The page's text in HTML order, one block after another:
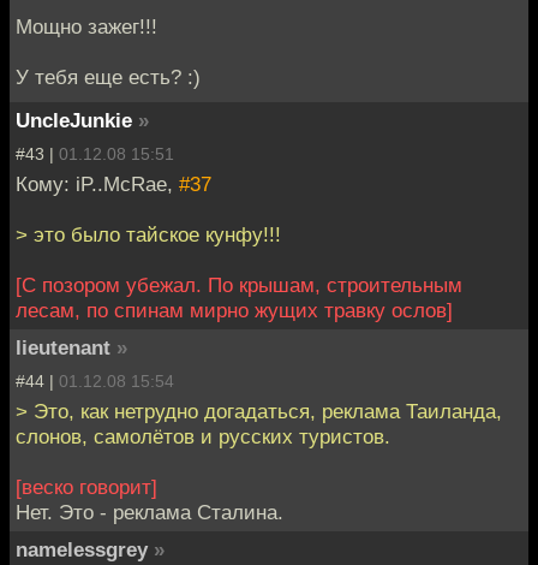
Мощно зажег!!!
У тебя еще есть? :)
UncleJunkie »
#43 | 01.12.08 15:51
Кому: iP..McRae, #37
> это было тайское кунфу!!!
[С позором убежал. По крышам, строительным
лесам, по спинам мирно жущих травку ослов]
lieutenant »
#44 | 01.12.08 15:54
> Это, как нетрудно догадаться, реклама Таиланда,
слонов, самолётов и русских туристов.
[веско говорит]
Нет. Это - реклама Сталина.
namelessgrey »